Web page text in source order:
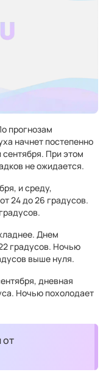
прогнозам
начнет постепенно
При этом
не ожидается.
и среду,
24 до 26 градусов.
Днем
градусов. Ночью
выше нуля.
дневная
Ночью похолодает
от